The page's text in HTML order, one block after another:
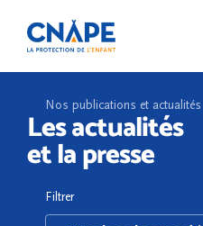
Nos publications et actualités
Les actualités
et la presse
Filtrer